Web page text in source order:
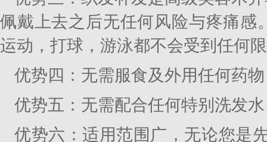
佩戴上去之后无任何风险与疼痛感
运动，打球，游泳都不会受到任何
优势四：无需服食及外用任何药
优势五：无需配合任何特别洗发
优势六：适用范围广，无论您是